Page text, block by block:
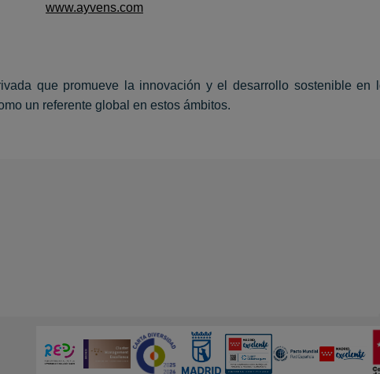
www.ayvens.com
que promueve la innovación y el desarrollo sostenible
un referente global en estos ámbitos.